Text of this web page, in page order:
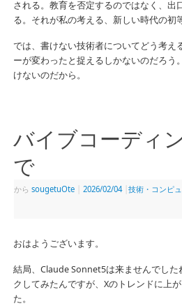
される。教育を否定するのではなく、出
る。それが私の考える、新しい時代の初
では、書けない技術者についてどう考え
ーが変わったと捉えるしかないのだろう
けないのだから。
バイブコーディ
で
から sougetuOte 2026/02/04 技術・コンピ
おはようございます。
結局、Claude Sonnet5は来ませんでし
クしてみたんですが、Xのトレンドに上
た。